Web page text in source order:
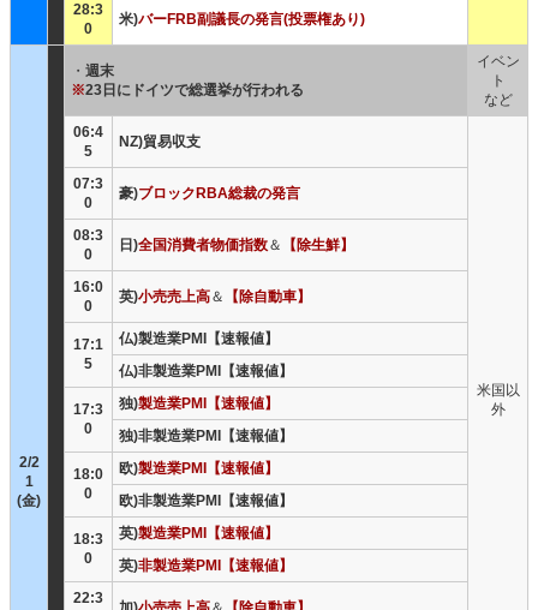
28:3
0
米)バーFRB副議長の発言(投票権あり)
2/2
1
(金)
・ 週末
※23日にドイツで総選挙が行われる
イベン
ト
など
06:4
5
NZ)貿易収支
米国以
外
07:3
0
豪)ブロックRBA総裁の発言
08:3
0
日)全国消費者物価指数＆ 【除生鮮】
16:0
0
英)小売売上高＆ 【除自動車】
17:1
5
仏)製造業PMI【速報値】
仏)非製造業PMI【速報値】
17:3
0
独)製造業PMI【速報値】
独)非製造業PMI【速報値】
18:0
0
欧)製造業PMI【速報値】
欧)非製造業PMI【速報値】
18:3
0
英)製造業PMI【速報値】
英)非製造業PMI【速報値】
22:3